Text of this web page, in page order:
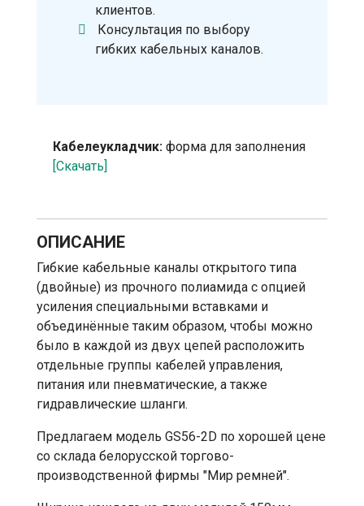
клиентов.
Консультация по выбору
гибких кабельных каналов.
Кабелеукладчик: форма для заполнения
[Скачать]
ОПИСАНИЕ
Гибкие кабельные каналы открытого типа
(двойные) из прочного полиамида с опцией
усиления специальными вставками и
объединённые таким образом, чтобы можно
было в каждой из двух цепей расположить
отдельные группы кабелей управления,
питания или пневматические, а также
гидравлические шланги.
Предлагаем модель GS56-2D по хорошей цене
со склада белорусской торгово-
производственной фирмы "Мир ремней".